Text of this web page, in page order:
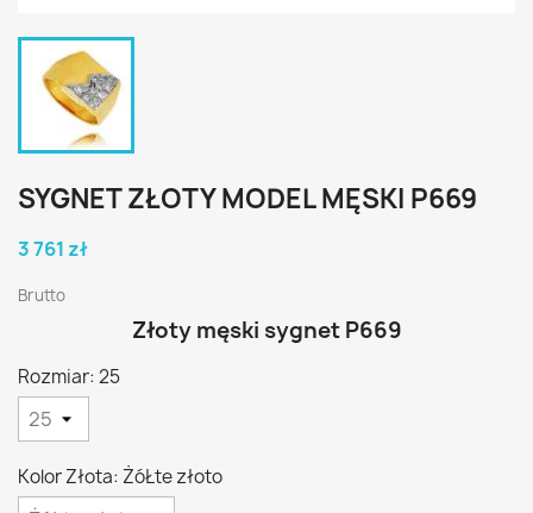
SYGNET ZŁOTY MODEL MĘSKI P669
3 761 zł
Brutto
Złoty męski sygnet P669
Rozmiar: 25
Kolor Złota: ŻóŁte złoto